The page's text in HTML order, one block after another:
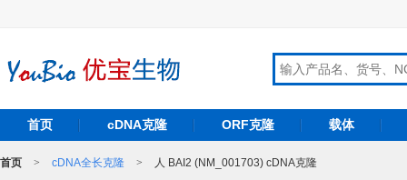
首页 cDNA克隆 ORF克隆 载体
首页 > cDNA全长克隆 > 人 BAI2 (NM_001703) cDNA克隆